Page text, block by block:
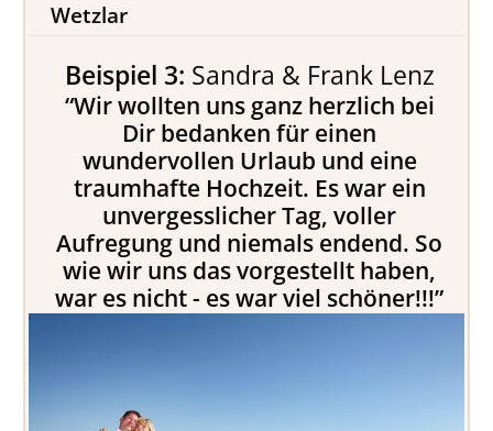
Wetzlar
Beispiel 3: Sandra & Frank Lenz
“Wir wollten uns ganz herzlich bei
Dir bedanken für einen
wundervollen Urlaub und eine
traumhafte Hochzeit. Es war ein
unvergesslicher Tag, voller
Aufregung und niemals endend. So
wie wir uns das vorgestellt haben,
war es nicht - es war viel schöner!!!”